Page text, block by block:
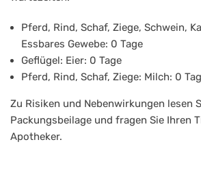
Pferd, Rind, Schaf, Ziege, Schwein,
Essbares Gewebe: 0 Tage
Geflügel: Eier: 0 Tage
Pferd, Rind, Schaf, Ziege: Milch: 0
Zu Risiken und Nebenwirkungen lesen
Packungsbeilage und fragen Sie Ihren
Apotheker.